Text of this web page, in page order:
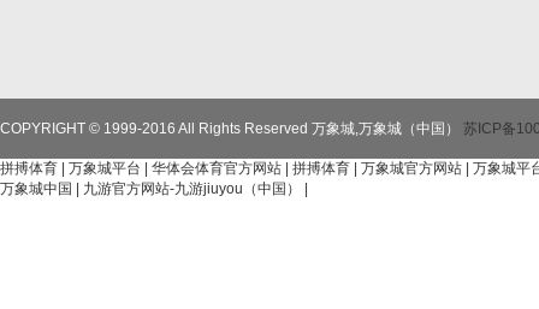
COPYRIGHT © 1999-2016 All Rights Reserved 万象城,万象城（中国） 苏ICP备
拼搏体育 万象城平台 华体会体育官方网站 拼搏体育 万象城官方网站
万象城平
万象城中国
九游官方网站-九游jiuyou（中国）